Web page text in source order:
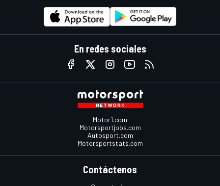
En redes sociales
Motor1.com
Motorsportjobs.com
Autosport.com
Motorsportstats.com
Contáctenos